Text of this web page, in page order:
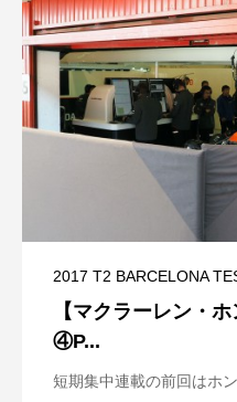
2017 T2 BARCELONA
【マクラーレン・
④P...
短期集中連載の前回はホ